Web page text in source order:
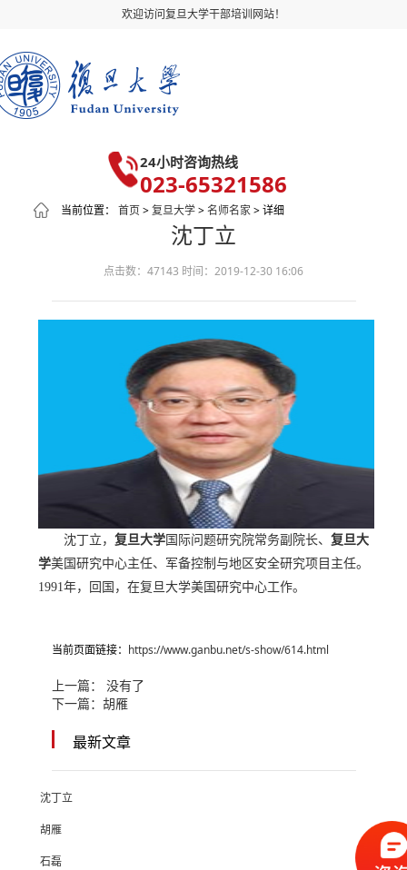
欢迎访问复旦大学干部培训网站！
24小时咨询热线
023-65321586
当前位置： 首页>复旦大学>名师名家> 详细
沈丁立
点击数：47143 时间：2019-12-30 16:06
沈丁立， 复旦大学国际问题研究院常务副院长、 复旦大
学美国研究中心主任、军备控制与地区安全研究项目主任。
1991年，回国，在复旦大学美国研究中心工作。
当前页面链接： https://www.ganbu.net/s-show/614.html
上一篇： 没有了
下一篇： 胡雁
最新文章
沈丁立
胡雁
石磊